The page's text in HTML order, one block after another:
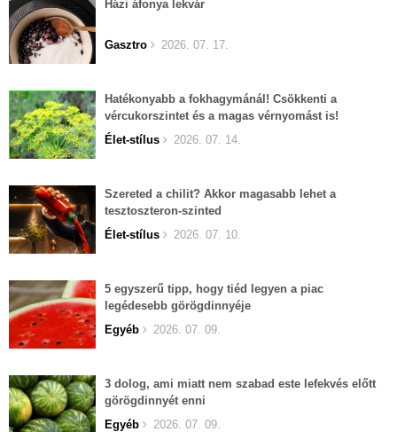
Házi áfonya lekvár
Gasztro 2026. 07. 17.
Hatékonyabb a fokhagymánál! Csökkenti a
vércukorszintet és a magas vérnyomást is!
Élet-stílus
2026. 07. 14.
Szereted a chilit? Akkor magasabb lehet a
tesztoszteron-szinted
Élet-stílus
2026. 07. 10.
5 egyszerű tipp, hogy tiéd legyen a piac
legédesebb görögdinnyéje
Egyéb
2026. 07. 09.
3 dolog, ami miatt nem szabad este lefekvés előtt
görögdinnyét enni
Egyéb
2026. 07. 09.